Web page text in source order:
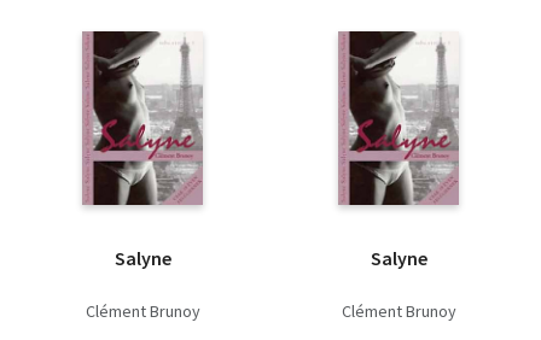
Salyne
Clément Brunoy
Salyne
Clément Brunoy